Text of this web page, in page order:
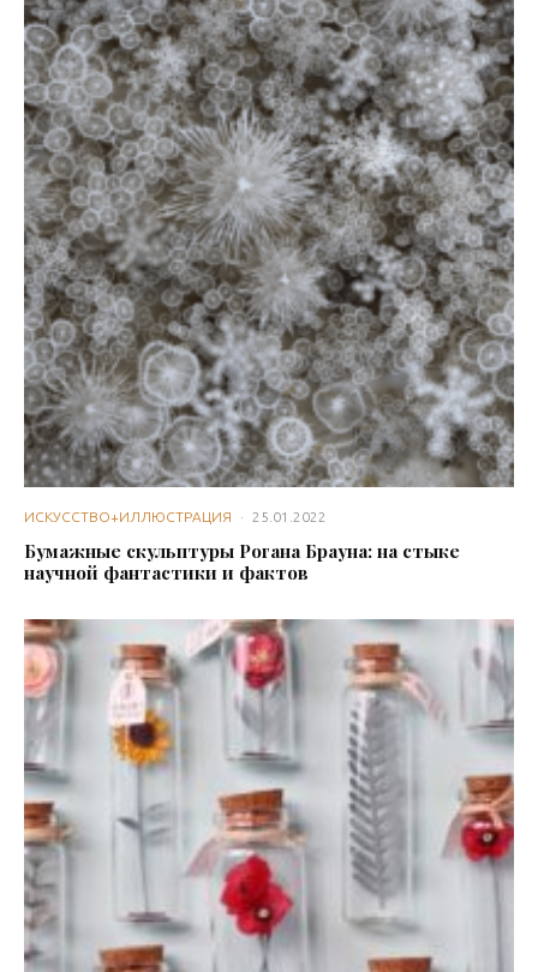
ИСКУССТВО+ИЛЛЮСТРАЦИЯ · 25.01.2022
Бумажные скульптуры Рогана Брауна: на стыке
научной фантастики и фактов